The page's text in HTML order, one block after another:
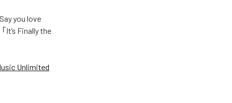
you love
It’s Finally the
Unlimited